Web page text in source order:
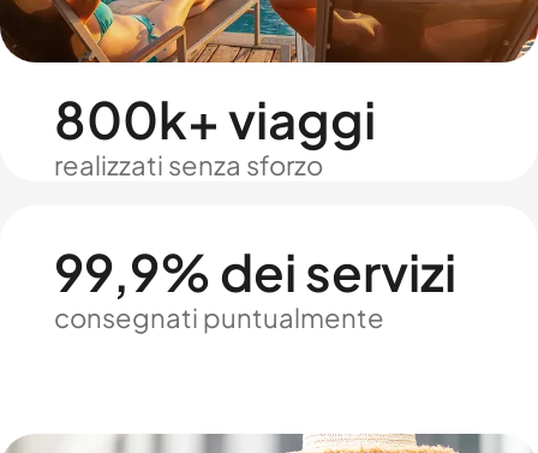
800k+ viaggi
realizzati senza sforzo
99,9% dei servizi
consegnati puntualmente